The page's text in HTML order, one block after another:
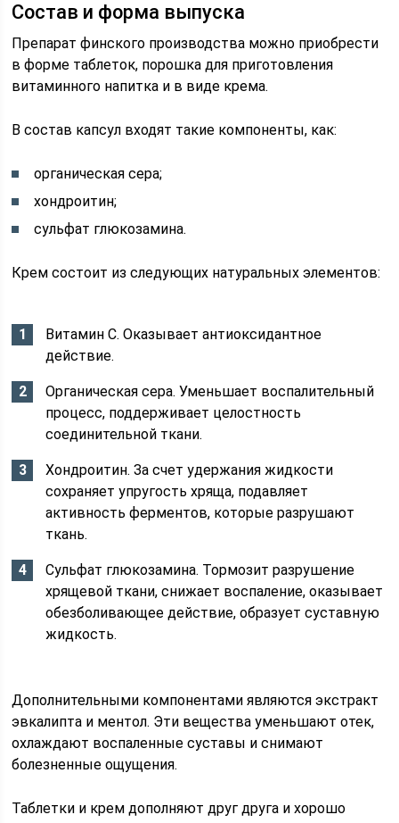
Состав и форма выпуска
Препарат финского производства можно приобрести
в форме таблеток, порошка для приготовления
витаминного напитка и в виде крема.
В состав капсул входят такие компоненты, как:
органическая сера;
хондроитин;
сульфат глюкозамина.
Крем состоит из следующих натуральных элементов:
Витамин С. Оказывает антиоксидантное
действие.
Органическая сера. Уменьшает воспалительный
процесс, поддерживает целостность
соединительной ткани.
Хондроитин. За счет удержания жидкости
сохраняет упругость хряща, подавляет
активность ферментов, которые разрушают
ткань.
Сульфат глюкозамина. Тормозит разрушение
хрящевой ткани, снижает воспаление, оказывает
обезболивающее действие, образует суставную
жидкость.
Дополнительными компонентами являются экстракт
эвкалипта и ментол. Эти вещества уменьшают отек,
охлаждают воспаленные суставы и снимают
болезненные ощущения.
Таблетки и крем дополняют друг друга и хорошо